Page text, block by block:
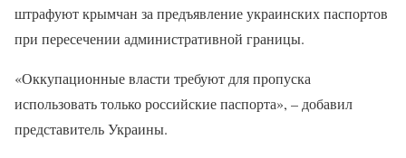
штрафуют крымчан за предъявление украинских паспортов
при пересечении административной границы.
«Оккупационные власти требуют для пропуска
использовать только российские паспорта», – добавил
представитель Украины.